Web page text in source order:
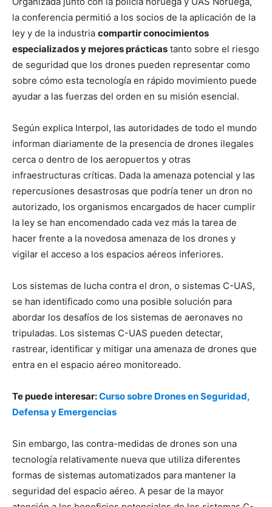
la conferencia permitió a los socios de la aplicación de la
ley y de la industria compartir conocimientos
especializados y mejores prácticas tanto sobre el riesgo
de seguridad que los drones pueden representar como
sobre cómo esta tecnología en rápido movimiento puede
ayudar a las fuerzas del orden en su misión esencial.
Según explica Interpol, las autoridades de todo el mundo
informan diariamente de la presencia de drones ilegales
cerca o dentro de los aeropuertos y otras
infraestructuras críticas. Dada la amenaza potencial y las
repercusiones desastrosas que podría tener un dron no
autorizado, los organismos encargados de hacer cumplir
la ley se han encomendado cada vez más la tarea de
hacer frente a la novedosa amenaza de los drones y
vigilar el acceso a los espacios aéreos inferiores.
Los sistemas de lucha contra el dron, o sistemas C-UAS,
se han identificado como una posible solución para
abordar los desafíos de los sistemas de aeronaves no
tripuladas. Los sistemas C-UAS pueden detectar,
rastrear, identificar y mitigar una amenaza de drones que
entra en el espacio aéreo monitoreado.
Te puede interesar:Curso sobre Drones en Seguridad,
Defensa y Emergencias
Sin embargo, las contra-medidas de drones son una
tecnología relativamente nueva que utiliza diferentes
formas de sistemas automatizados para mantener la
seguridad del espacio aéreo. A pesar de la mayor